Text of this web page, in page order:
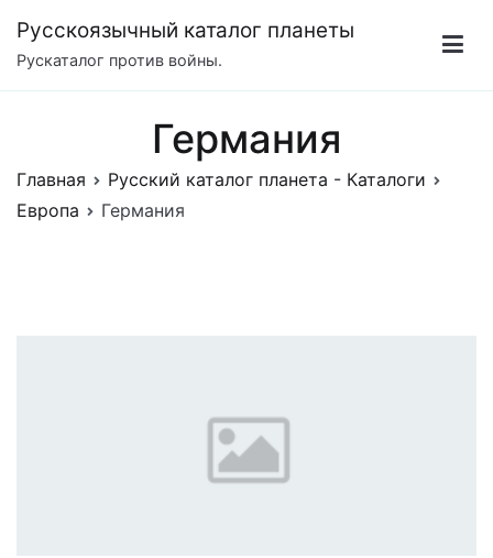
содержимому
Русскоязычный каталог планеты
Рускаталог против войны.
Германия
Главная
Русский каталог планета - Каталоги
Европа
Германия